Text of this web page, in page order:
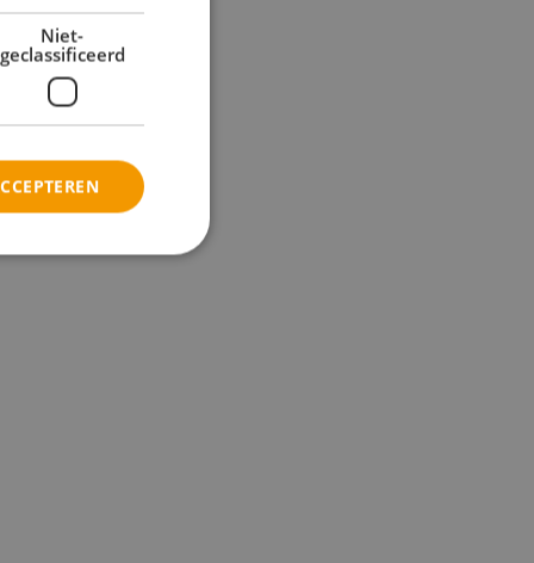
Niet-
geclassificeerd